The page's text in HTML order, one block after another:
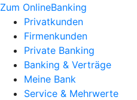
Zum OnlineBanking
Privatkunden
Firmenkunden
Private Banking
Banking & Verträge
Meine Bank
Service & Mehrwerte